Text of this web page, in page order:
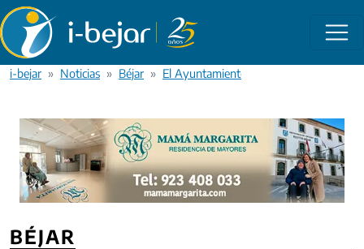
Pasar al contenido principal
i-bejar Noticias Béjar El Ayuntamiento adquiere cuatro
BÉJAR